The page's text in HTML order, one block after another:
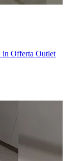
in Offerta Outlet